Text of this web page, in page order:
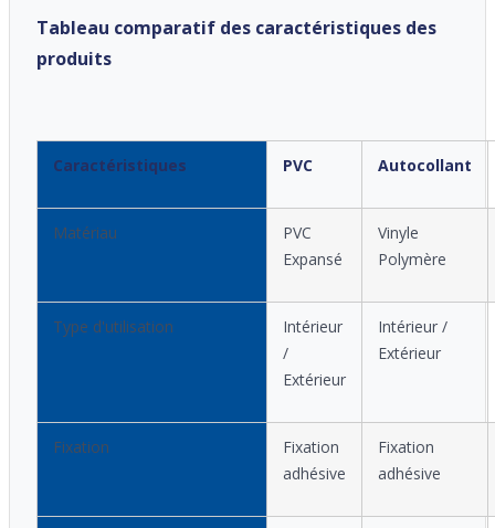
Tableau comparatif des caractéristiques des
produits
Caractéristiques PVC Autocollant
Matériau
PVC
Expansé
Vinyle
Polymère
Type d'utilisation
Intérieur
/
Extérieur
Intérieur /
Extérieur
Fixation
Fixation
adhésive
Fixation
adhésive